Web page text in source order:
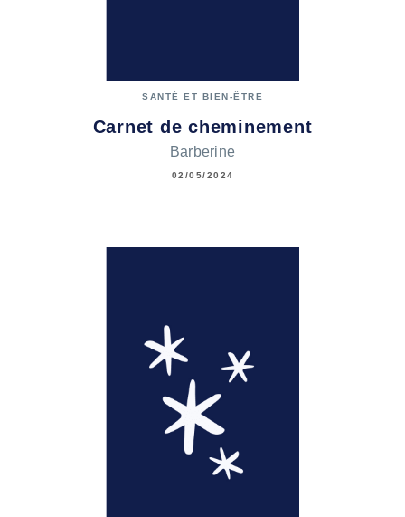
SANTÉ ET BIEN-ÊTRE
Carnet de cheminement
Barberine
02/05/2024